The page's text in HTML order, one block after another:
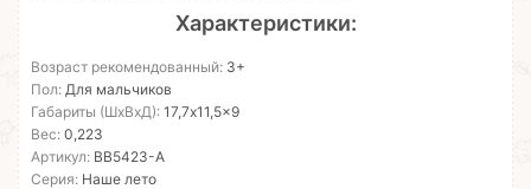
Характеристики:
Возраст рекомендованный: 3+
Пол: Для мальчиков
Габариты (ШхВхД): 17,7x11,5x9
Вес: 0,223
Артикул: ВВ5423-А
Серия: Наше лето